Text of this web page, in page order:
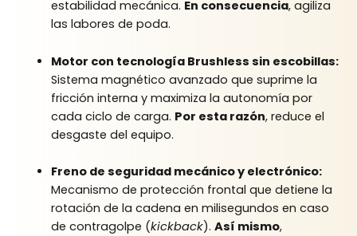
estabilidad mecánica. En consecuencia, agiliza
las labores de poda.
Motor con tecnología Brushless sin escobillas:
Sistema magnético avanzado que suprime la
fricción interna y maximiza la autonomía por
cada ciclo de carga. Por esta razón, reduce el
desgaste del equipo.
Freno de seguridad mecánico y electrónico:
Mecanismo de protección frontal que detiene la
rotación de la cadena en milisegundos en caso
de contragolpe (kickback). Así mismo,